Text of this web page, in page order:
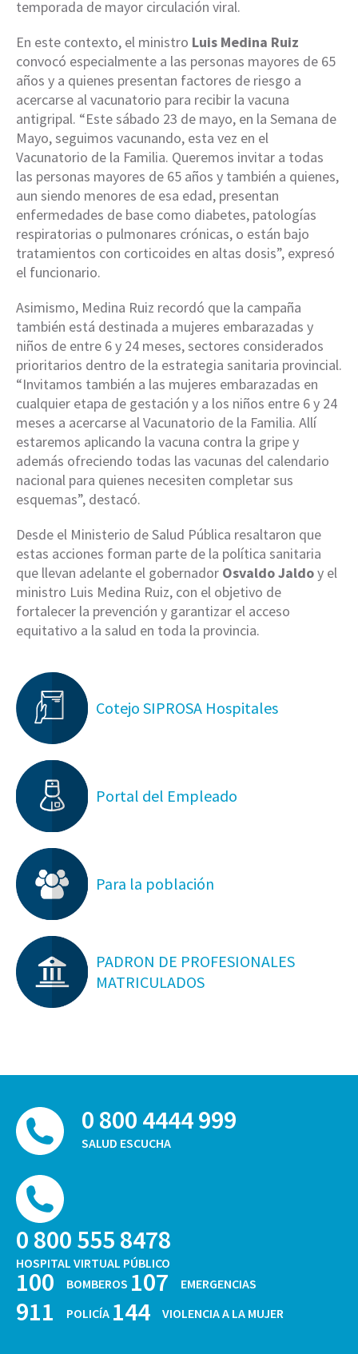
temporada de mayor circulación viral.
En este contexto, el ministro Luis Medina Ruiz
convocó especialmente a las personas mayores de 65
años y a quienes presentan factores de riesgo a
acercarse al vacunatorio para recibir la vacuna
antigripal. “Este sábado 23 de mayo, en la Semana de
Mayo, seguimos vacunando, esta vez en el
Vacunatorio de la Familia. Queremos invitar a todas
las personas mayores de 65 años y también a quienes,
aun siendo menores de esa edad, presentan
enfermedades de base como diabetes, patologías
respiratorias o pulmonares crónicas, o están bajo
tratamientos con corticoides en altas dosis”, expresó
el funcionario.
Asimismo, Medina Ruiz recordó que la campaña
también está destinada a mujeres embarazadas y
niños de entre 6 y 24 meses, sectores considerados
prioritarios dentro de la estrategia sanitaria provincial.
“Invitamos también a las mujeres embarazadas en
cualquier etapa de gestación y a los niños entre 6 y 24
meses a acercarse al Vacunatorio de la Familia. Allí
estaremos aplicando la vacuna contra la gripe y
además ofreciendo todas las vacunas del calendario
nacional para quienes necesiten completar sus
esquemas”, destacó.
Desde el Ministerio de Salud Pública resaltaron que
estas acciones forman parte de la política sanitaria
que llevan adelante el gobernador Osvaldo Jaldoy el
ministro Luis Medina Ruiz, con el objetivo de
fortalecer la prevención y garantizar el acceso
equitativo a la salud en toda la provincia.
Cotejo SIPROSA Hospitales
Portal del Empleado
Para la población
PADRON DE PROFESIONALES
MATRICULADOS
0 800 4444 999
SALUD ESCUCHA
0 800 555 8478
HOSPITAL VIRTUAL PÚBLICO
100 BOMBEROS 107 EMERGENCIAS
911 POLICÍA 144 VIOLENCIA A LA MUJER